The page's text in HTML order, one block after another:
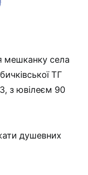
мешканку села
ТГ
з ювілеєм 90
душевних